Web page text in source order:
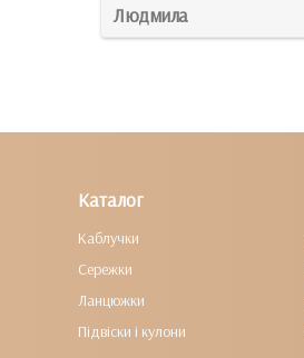
Людмила
Каталог
Каблучки
Сережки
Ланцюжки
Підвіски і кулони